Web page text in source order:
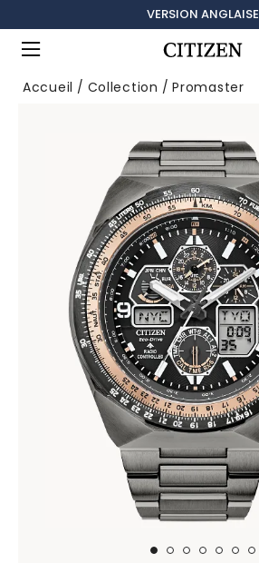
VERSION ANGLAISE
Accueil Collection Promaster